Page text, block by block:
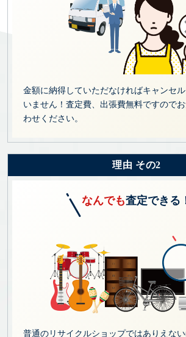
金額に納得していただなければキャンセ
いません！査定費、出張費無料ですので
わせください。
理由 その2
なんでも査定できる
普通のリサイクルショップではありえな